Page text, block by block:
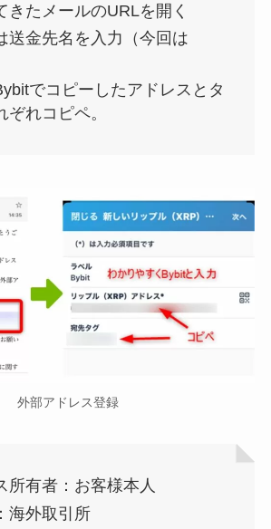
きたメールのURLを開く
送金先名を入力（今回は
でコピーしたアドレスとタ
ぞれコピペ。
外部アドレス登録
所有者：お客様本人
海外取引所